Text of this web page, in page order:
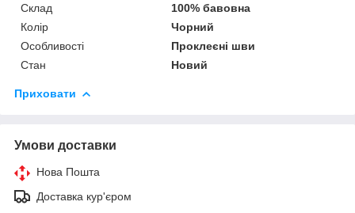
Склад
100% бавовна
Колір
Чорний
Особливості
Проклеєні шви
Стан
Новий
Приховати
Умови доставки
Нова Пошта
Доставка кур'єром